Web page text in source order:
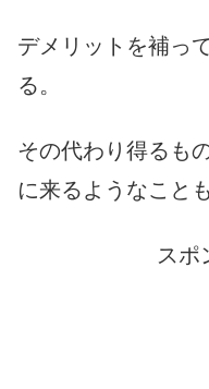
デメリットを補っ
る。
その代わり得るも
に来るようなこと
スポ